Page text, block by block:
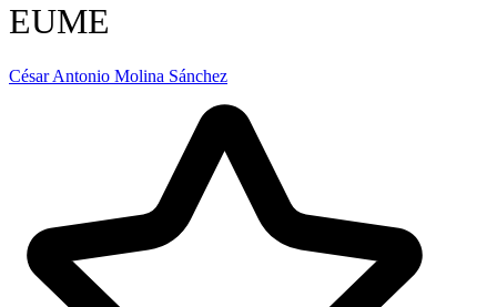
EUME
César Antonio Molina Sánchez